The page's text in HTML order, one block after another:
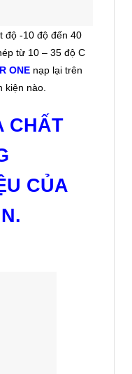
độ -10 độ đến 40
từ 10 – 35 độ C
ONE nạp lại trên
kiện nào.
CHẤT
CỦA